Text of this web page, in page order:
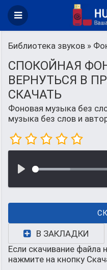
Библиотека звуков »
СПОКОЙНАЯ
ВЕРНУТЬСЯ В
СКАЧАТЬ
Фоновая музыка без
музыка без слов и
В ЗАКЛАДКИ
Если скачивание файла
нажмите на кнопку